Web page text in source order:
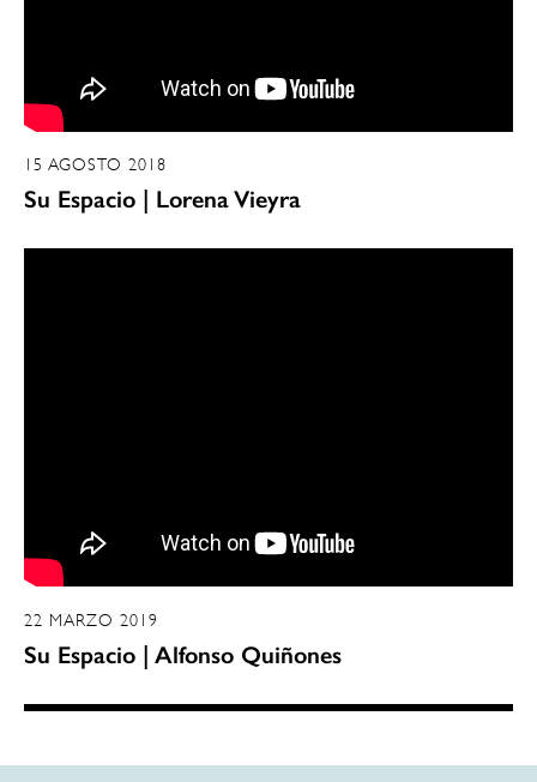
15 AGOSTO 2018
Su Espacio | Lorena Vieyra
22 MARZO 2019
Su Espacio | Alfonso Quiñones